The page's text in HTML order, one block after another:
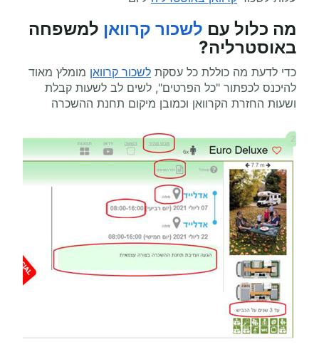
מה כלול עם לשכור קרוואן למשפחה
באוסטרליה?
כדי לדעת מה כוללת כל עסקת לשכור קרוואן מומלץ מאוד
להיכנס לכפתור "כל הפרטים", לשים לב לשעות קבלת
ושעות החזרת הקרוואן וכמובן מיקום תחנת ההשכרה